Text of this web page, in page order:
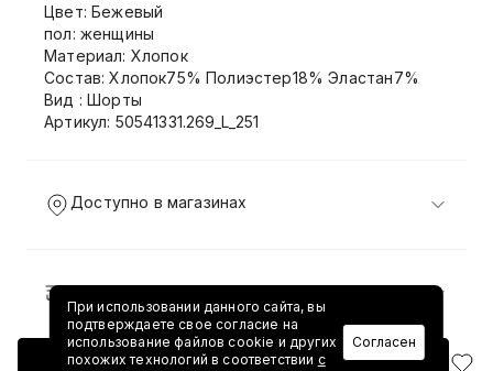
Добавить в корзину
Цвет: Бежевый
пол: женщины
Материал: Хлопок
Состав: Хлопок75% Полиэстер18% Эластан7%
Вид : Шорты
Артикул: 50541331.269_L_251
Доступно в магазинах
Доставка и возврат
При использовании данного сайта, вы
подтверждаете свое согласие на
использование файлов cookie и других
похожих технологий в соответствии с
Согласен